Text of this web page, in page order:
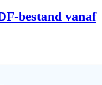
bestand vanaf